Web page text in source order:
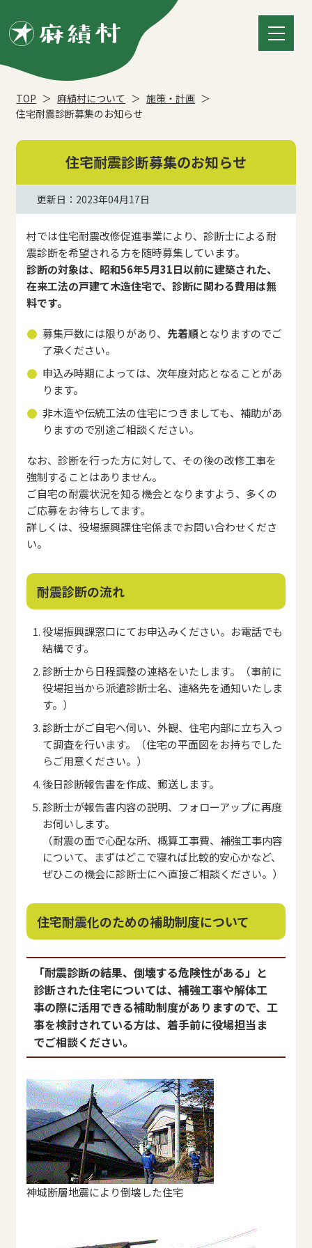
TOP 麻績村について
施策・計画
住宅耐震診断募集のお知らせ
住宅耐震診断募集のお知らせ
更新日：2023年04月17日
村では住宅耐震改修促進事業により、診断士による耐
震診断を希望される方を随時募集しています。
診断の対象は、昭和56年5月31日以前に建築された、
在来工法の戸建て木造住宅で、診断に関わる費用は無
料です。
募集戸数には限りがあり、 先着順となりますのでご
了承ください。
申込み時期によっては、次年度対応となることがあ
ります。
非木造や伝統工法の住宅につきましても、補助があ
りますので別途ご相談ください。
なお、診断を行った方に対して、その後の改修工事を
強制することはありません。
ご自宅の耐震状況を知る機会となりますよう、多くの
ご応募をお待ちしてます。
詳しくは、役場振興課住宅係までお問い合わせくださ
い。
耐震診断の流れ
役場振興課窓口にてお申込みください。お電話でも
結構です。
診断士から日程調整の連絡をいたします。（事前に
役場担当から派遣診断士名、連絡先を通知いたしま
す。）
診断士がご自宅へ伺い、外観、住宅内部に立ち入っ
て調査を行います。（住宅の平面図をお持ちでした
らご用意ください。）
後日診断報告書を作成、郵送します。
診断士が報告書内容の説明、フォローアップに再度
お伺いします。
（耐震の面で心配な所、概算工事費、補強工事内容
について、まずはどこで寝れば比較的安心かなど、
ぜひこの機会に診断士にへ直接ご相談ください。）
住宅耐震化のための補助制度について
「耐震診断の結果、倒壊する危険性がある」と
診断された住宅については、補強工事や解体工
事の際に活用できる補助制度がありますので、工
事を検討されている方は、着手前に役場担当ま
でご相談ください。
神城断層地震により倒壊した住宅